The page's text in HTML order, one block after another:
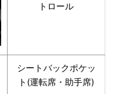
トロール
シートバックポケッ
ト(運転席・助手席)